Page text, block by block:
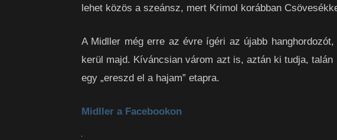
lehet közös a szeánsz, mert Krimol korábban
A Midller még erre az évre ígéri az újabb
kerül majd. Kíváncsian várom azt is, aztán ki tudja, talán
egy „ereszd el a hajam” etapra.
Midller a Facebookon